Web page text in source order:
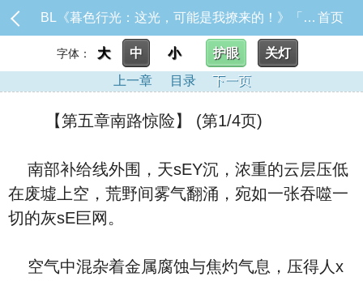
BL《暮色行光：这光，可能是我撩来的！》「※本作品未来章节将包含限制级内容，请斟酌阅读。」目前暂时固_【第五章南路惊险】 首页
字体： 大 中 小 护眼
关灯
上一章
目录 下一页
【第五章南路惊险】 (第1/4页)
南部补给线外围，天sEY沉，浓重的云层压低
在废墟上空，荒野间雾气翻涌，宛如一张吞噬一
切的灰sE巨网。
空气中混杂着金属腐蚀与焦灼气息，压得人x